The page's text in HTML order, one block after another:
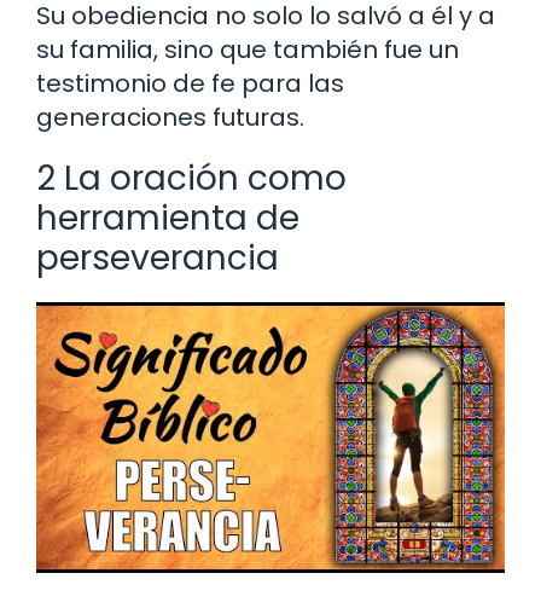
Su obediencia no solo lo salvó a él y a
su familia, sino que también fue un
testimonio de fe para las
generaciones futuras.
2 La oración como
herramienta de
perseverancia